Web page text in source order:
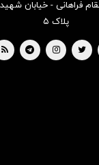
فراهانی - خیابان
پلاک ۵